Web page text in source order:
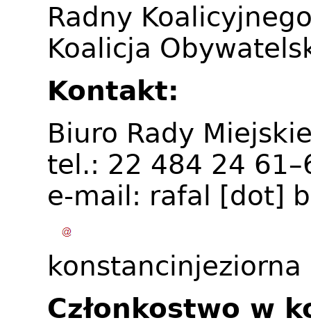
Radny
Koalicja
Kontakt:
Biuro Rady
tel.: 22 484 24
e-mail: rafal [dot]
konstancinjeziorna
Członkostwo w